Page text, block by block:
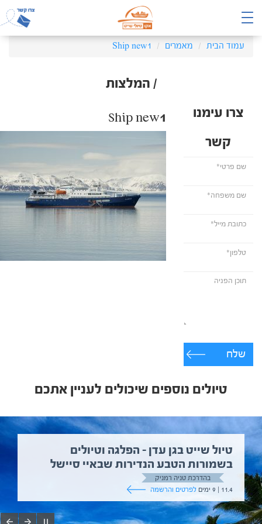
עמוד הבית מאמרים Ship new1
/ המלצות
צרו עימנו
קשר
שלח
Ship new1
טיולים נוספים שיכולים לעניין אתכם
טיול שייט בגן עדן – הפלגה וטיולים
בשמורות הטבע הנדירות שבאיי סיישל
בהדרכת טניה רמניק
11.4 | 9 ימים
לפרטים והרשמה